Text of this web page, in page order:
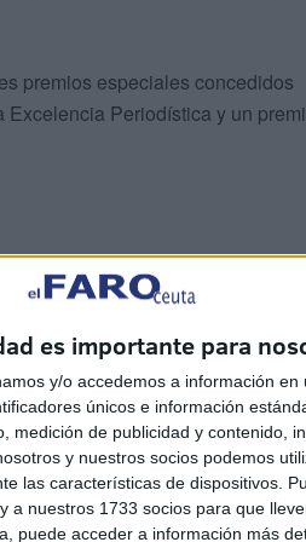
es importante para
y/o accedemos a información
únicos e información
medición de publicidad y contenido,
y nuestros socios podemos
las características de dispositivos.
a nuestros 1733 socios para que
puede acceder a información más
premios especiales concedidos
Periodística y un
y académico Luis del
de defensa poniendo en
en particular.
ha dispensado a su eminencia el
de los valores humanos